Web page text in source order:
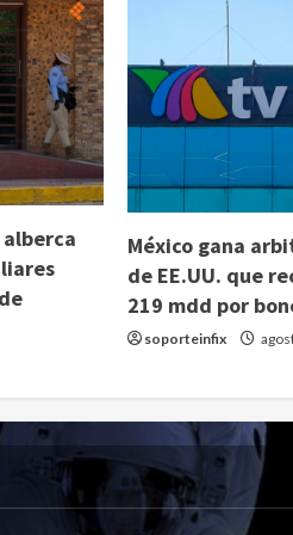
México gana
de EE.UU. que
219 mdd por
soporteinfix